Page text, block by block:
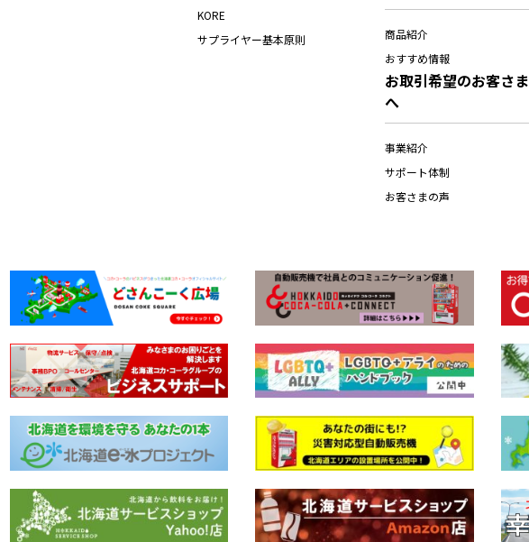
KORE
サプライヤー基本原則
商品紹介
おすすめ情報
お取引希望のお客さま
へ
事業紹介
サポート体制
お客さまの声